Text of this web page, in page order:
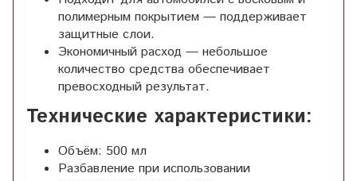
полимерным покрытием — поддерживает
защитные слои.
Экономичный расход — небольшое
количество средства обеспечивает
превосходный результат.
Технические характеристики:
Объём: 500 мл
Разбавление при использовании